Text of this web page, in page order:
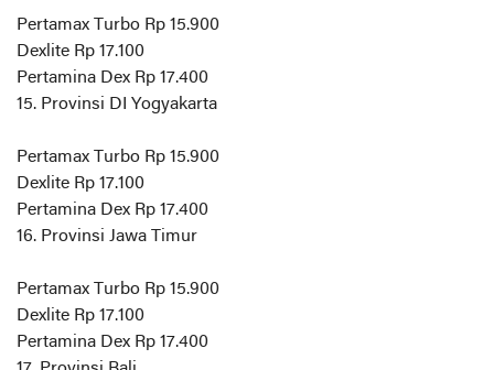
Pertamax Turbo Rp 15.900
Dexlite Rp 17.100
Pertamina Dex Rp 17.400
15. Provinsi DI Yogyakarta
Pertamax Turbo Rp 15.900
Dexlite Rp 17.100
Pertamina Dex Rp 17.400
16. Provinsi Jawa Timur
Pertamax Turbo Rp 15.900
Dexlite Rp 17.100
Pertamina Dex Rp 17.400